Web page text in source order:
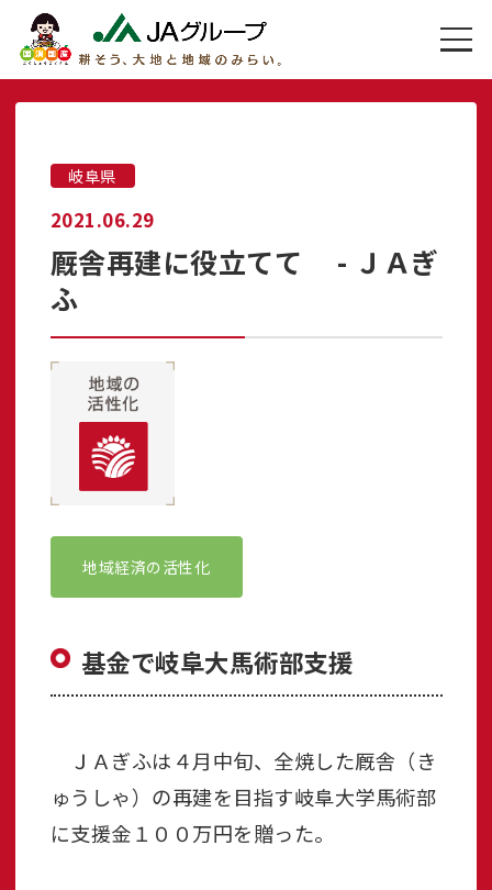
岐阜県
2021.06.29
厩舎再建に役立てて - ＪＡぎ
ふ
地域経済の活性化
基金で岐阜大馬術部支援
ＪＡぎふは４月中旬、全焼した厩舎（き
ゅうしゃ）の再建を目指す岐阜大学馬術部
に支援金１００万円を贈った。